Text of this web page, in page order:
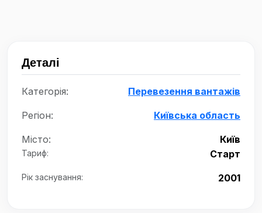
Деталі
Категорія: Перевезення вантажів
Регіон: Київська область
Місто: Київ
Тариф: Старт
Рік заснування: 2001